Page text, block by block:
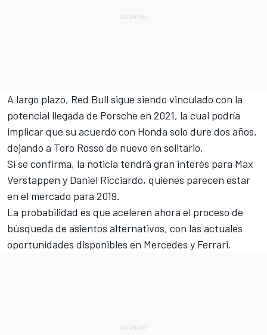
A largo plazo, Red Bull sigue siendo vinculado con la
potencial llegada de Porsche en 2021, la cual podría
implicar que su acuerdo con Honda solo dure dos años,
dejando a Toro Rosso de nuevo en solitario.
Si se confirma, la noticia tendrá gran interés para Max
Verstappen y Daniel Ricciardo, quienes parecen estar
en el mercado para 2019.
La probabilidad es que aceleren ahora el proceso de
búsqueda de asientos alternativos, con las actuales
oportunidades disponibles en Mercedes y Ferrari.